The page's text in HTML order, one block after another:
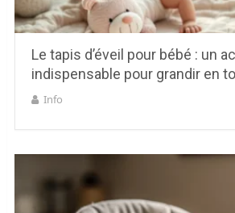
Le tapis d’éveil pour bébé : un
indispensable pour grandir en
Info